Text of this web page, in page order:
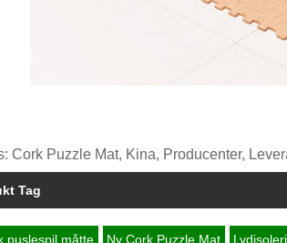
Cork Puzzle Mat, Kina, Producenter,
Tag
puslespil måtte Ny Cork Puzzle Mat